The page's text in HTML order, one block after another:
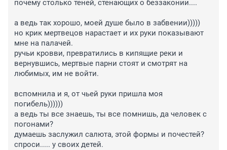
почему столько теней, стенающих о беззаконии....
а ведь так хорошо, моей душе было в забвении)))))
но крик мертвецов нарастает и их руки показывают
мне на палачей.
ручьи кровви, превратились в кипящие реки и
вернувшись, мертвые парни стоят и смотрят на
любимых, им не войти.
вспомнила и я, от чьей руки пришла моя
погибель))))))
а ведь ты все знаешь, ты все помнишь, да человек с
погонами?
думаешь заслужил салюта, этой формы и почестей?
спроси..... у своих детей.